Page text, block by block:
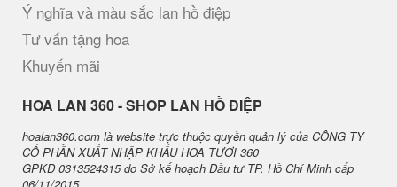
Ý nghĩa và màu sắc lan hồ điệp
Tư vấn tặng hoa
Khuyến mãi
H​OA LAN 360 - SHOP LAN HỒ ĐIỆP
hoalan360.com là website trực thuộc quyền quản lý của CÔNG TY
CỔ PHẦN XUẤT NHẬP KHẨU HOA TƯƠI 360
GPKD 0313524315 do Sở kế hoạch Đầu tư TP. Hồ Chí Minh cấp